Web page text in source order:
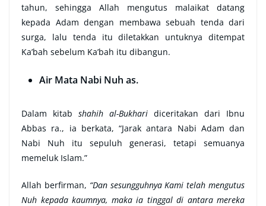
tahun, sehingga Allah mengutus malaikat datang
kepada Adam dengan membawa sebuah tenda dari
surga, lalu tenda itu diletakkan untuknya ditempat
Ka’bah sebelum Ka’bah itu dibangun.
Air Mata Nabi Nuh as.
Dalam kitab shahih al-Bukhari diceritakan dari Ibnu
Abbas ra., ia berkata, “Jarak antara Nabi Adam dan
Nabi Nuh itu sepuluh generasi, tetapi semuanya
memeluk Islam.”
Allah berfirman, “Dan sesungguhnya Kami telah mengutus
Nuh kepada kaumnya, maka ia tinggal di antara mereka